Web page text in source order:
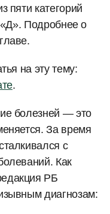
пяти категорий
Подробнее о
на эту тему:
.
болезней — это
За время
с
Как
РБ
диагнозам: